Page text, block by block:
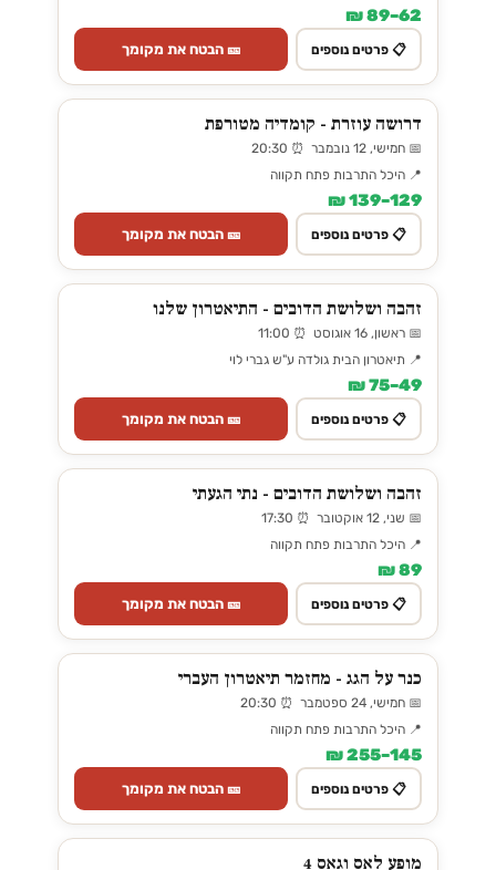
62–89 ₪
📋 פרטים נוספים 🎫 הבטח את מקומך
דרושה עוזרת - קומדיה מטורפת
📅 חמישי, 12 נובמבר ⏰ 20:30
📍 היכל התרבות פתח תקווה
129–139 ₪
📋 פרטים נוספים 🎫 הבטח את מקומך
זהבה ושלושת הדובים - התיאטרון שלנו
📅 ראשון, 16 אוגוסט ⏰ 11:00
📍 תיאטרון הבית גולדה ע"ש גברי לוי
49–75 ₪
📋 פרטים נוספים 🎫 הבטח את מקומך
זהבה ושלושת הדובים - נתי הגעתי
📅 שני, 12 אוקטובר ⏰ 17:30
📍 היכל התרבות פתח תקווה
89 ₪
📋 פרטים נוספים 🎫 הבטח את מקומך
כנר על הגג - מחזמר תיאטרון העברי
📅 חמישי, 24 ספטמבר ⏰ 20:30
📍 היכל התרבות פתח תקווה
145–255 ₪
📋 פרטים נוספים 🎫 הבטח את מקומך
מופע לאס וגאס 4